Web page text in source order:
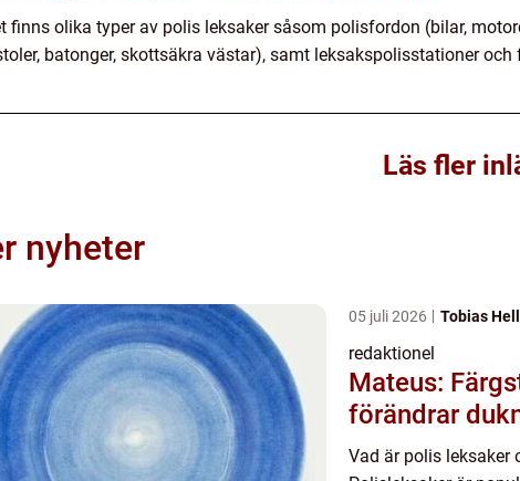
finns olika typer av polis leksaker såsom polisfordon (bilar,
batonger, skottsäkra västar), samt leksakspolisstationer och
Läs fler
nyheter
05 juli 2026 Tobias
redaktionel
Mateus:
förändrar
Vad är polis leksaker